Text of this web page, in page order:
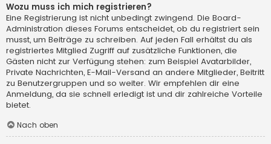
Wozu muss ich mich registrieren?
Eine Registrierung ist nicht unbedingt zwingend. Die Board-
Administration dieses Forums entscheidet, ob du registriert sein
musst, um Beiträge zu schreiben. Auf jeden Fall erhältst du als
registriertes Mitglied Zugriff auf zusätzliche Funktionen, die
Gästen nicht zur Verfügung stehen: zum Beispiel Avatarbilder,
Private Nachrichten, E-Mail-Versand an andere Mitglieder, Beitritt
zu Benutzergruppen und so weiter. Wir empfehlen dir eine
Anmeldung, da sie schnell erledigt ist und dir zahlreiche Vorteile
bietet.
Nach oben